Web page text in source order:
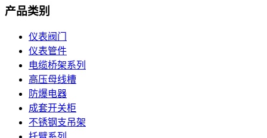
产品类别
仪表阀门
仪表管件
电缆桥架系列
高压母线槽
防爆电器
成套开关柜
不锈钢支吊架